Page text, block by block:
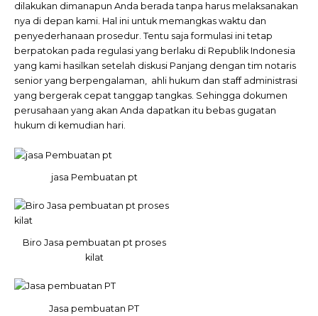
dilakukan dimanapun Anda berada tanpa harus melaksanakan
nya di depan kami. Hal ini untuk memangkas waktu dan
penyederhanaan prosedur. Tentu saja formulasi ini tetap
berpatokan pada regulasi yang berlaku di Republik Indonesia
yang kami hasilkan setelah diskusi Panjang dengan tim notaris
senior yang berpengalaman, ahli hukum dan staff administrasi
yang bergerak cepat tanggap tangkas. Sehingga dokumen
perusahaan yang akan Anda dapatkan itu bebas gugatan
hukum di kemudian hari.
jasa Pembuatan pt
Biro Jasa pembuatan pt proses
kilat
Jasa pembuatan PT